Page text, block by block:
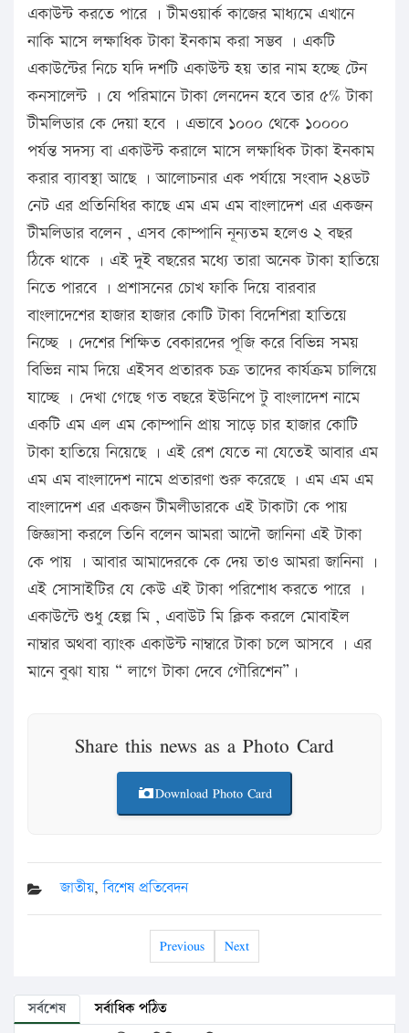
একাউন্ট করতে পারে । টীমওয়ার্ক কাজের মাধ্যমে এখানে
নাকি মাসে লক্ষাধিক টাকা ইনকাম করা সম্ভব । একটি
একাউন্টের নিচে যদি দশটি একাউন্ট হয় তার নাম হচ্ছে টেন
কনসালেন্ট । যে পরিমানে টাকা লেনদেন হবে তার ৫% টাকা
টীমলিডার কে দেয়া হবে । এভাবে ১০০০ থেকে ১০০০০
পর্যন্ত সদস্য বা একাউন্ট করালে মাসে লক্ষাধিক টাকা ইনকাম
করার ব্যাবস্থা আছে । আলোচনার এক পর্যায়ে সংবাদ ২৪ডট
নেট এর প্রতিনিধির কাছে এম এম এম বাংলাদেশ এর একজন
টীমলিডার বলেন , এসব কোম্পানি নূন্যতম হলেও ২ বছর
ঠিকে থাকে । এই দুই বছরের মধ্যে তারা অনেক টাকা হাতিয়ে
নিতে পারবে । প্রশাসনের চোখ ফাকি দিয়ে বারবার
বাংলাদেশের হাজার হাজার কোটি টাকা বিদেশিরা হাতিয়ে
নিচ্ছে । দেশের শিক্ষিত বেকারদের পূজি করে বিভিন্ন সময়
বিভিন্ন নাম দিয়ে এইসব প্রতারক চক্র তাদের কার্যক্রম চালিয়ে
যাচ্ছে । দেখা গেছে গত বছরে ইউনিপে টু বাংলাদেশ নামে
একটি এম এল এম কোম্পানি প্রায় সাড়ে চার হাজার কোটি
টাকা হাতিয়ে নিয়েছে । এই রেশ যেতে না যেতেই আবার এম
এম এম বাংলাদেশ নামে প্রতারণা শুরু করেছে । এম এম এম
বাংলাদেশ এর একজন টীমলীডারকে এই টাকাটা কে পায়
জিজ্ঞাসা করলে তিনি বলেন আমরা আদৌ জানিনা এই টাকা
কে পায় । আবার আমাদেরকে কে দেয় তাও আমরা জানিনা ।
এই সোসাইটির যে কেউ এই টাকা পরিশোধ করতে পারে ।
একাউন্টে শুধু হেল্প মি , এবাউট মি ক্লিক করলে মোবাইল
নাম্বার অথবা ব্যাংক একাউন্ট নাম্বারে টাকা চলে আসবে । এর
মানে বুঝা যায় “ লাগে টাকা দেবে গৌরিশেন”।
Share this news as a Photo Card
Download Photo Card
জাতীয়,বিশেষ প্রতিবেদন
Previous Next
সর্বশেষ সর্বাধিক পঠিত